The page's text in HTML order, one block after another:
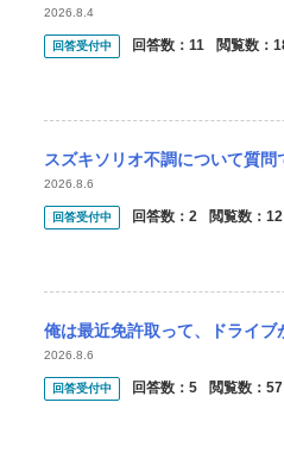
2026.8.4
回答受付中 回答数： 11 閲覧数：
スズキソリオ不調について質問です。 中古車を購入しました。
2026.8.6
回答受付中 回答数： 2 閲覧数： 12
俺は最近免許取って、ドライブが好きすぎるため、ソリオバンデ
2026.8.6
回答受付中 回答数： 5 閲覧数： 57